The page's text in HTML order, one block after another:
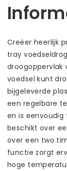
Creëer heerlijk
tray
droogoppervlak
voedsel kunt
bijgeleverde
een regelbare
en is eenvoudig
beschikt over
over een two
functie zorgt
hoge